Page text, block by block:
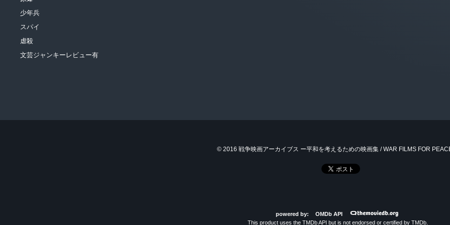
少年兵
スパイ
虐殺
文芸ジャンキーレビュー有
© 2016 戦争映画アーカイブス ー平和を考えるための映画集 / WAR FILMS FOR
powered by:
OMDb API
This product uses the TMDb API but is not endorsed or certified by TMDb.